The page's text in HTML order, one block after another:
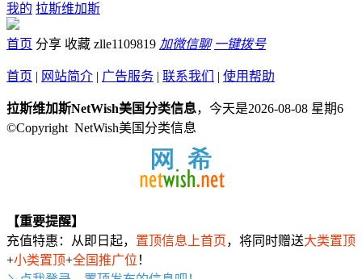
我的 拉斯维加斯
首页 分享 收藏 zlle1109819 加微信聊 一键拨号
首页 | 网站简介 | 广告服务 | 联系我们 | 使用帮助
拉斯维加斯NetWish美国分类信息，今天是2026-08-08 星期6
©Copyright NetWish美国分类信息
【重要提醒】
充值特惠：从即日起， 置顶信息上首页，将同时赠送大类置顶
+小类置顶+全国推广位 ！